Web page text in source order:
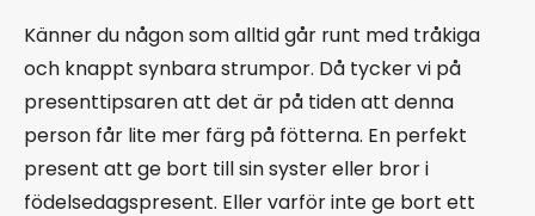
Känner du någon som alltid går runt med tråkiga
och knappt synbara strumpor. Då tycker vi på
presenttipsaren att det är på tiden att denna
person får lite mer färg på fötterna. En perfekt
present att ge bort till sin syster eller bror i
födelsedagspresent. Eller varför inte ge bort ett